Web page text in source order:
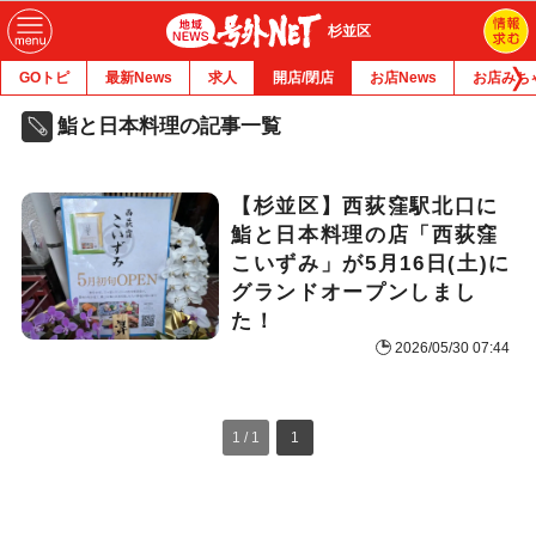
杉並区
GOトピ 最新News 求人 開店/閉店 お店News お店みち
鮨と日本料理の記事一覧
【杉並区】西荻窪駅北口に
鮨と日本料理の店「西荻窪
こいずみ」が5月16日(土)に
グランドオープンしまし
た！
2026/05/30 07:44
1 / 1 1